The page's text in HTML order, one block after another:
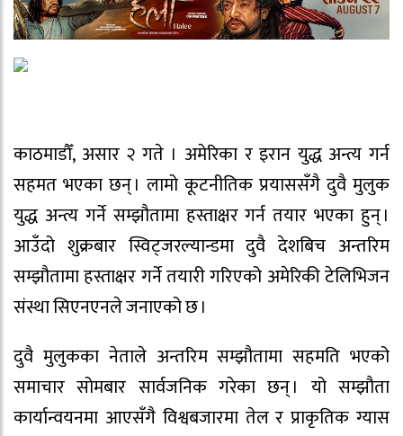
काठमाडौँ, असार २ गते । अमेरिका र इरान युद्ध अन्त्य गर्न
सहमत भएका छन् । लामो कूटनीतिक प्रयाससँगै दुवै मुलुक
युद्ध अन्त्य गर्ने सम्झौतामा हस्ताक्षर गर्न तयार भएका हुन् ।
आउँदो शुक्रबार स्विट्जरल्यान्डमा दुवै देशबिच अन्तरिम
सम्झौतामा हस्ताक्षर गर्ने तयारी गरिएको अमेरिकी टेलिभिजन
संस्था सिएनएनले जनाएको छ ।
दुवै मुलुकका नेताले अन्तरिम सम्झौतामा सहमति भएको
समाचार सोमबार सार्वजनिक गरेका छन् । यो सम्झौता
कार्यान्वयनमा आएसँगै विश्वबजारमा तेल र प्राकृतिक ग्यास